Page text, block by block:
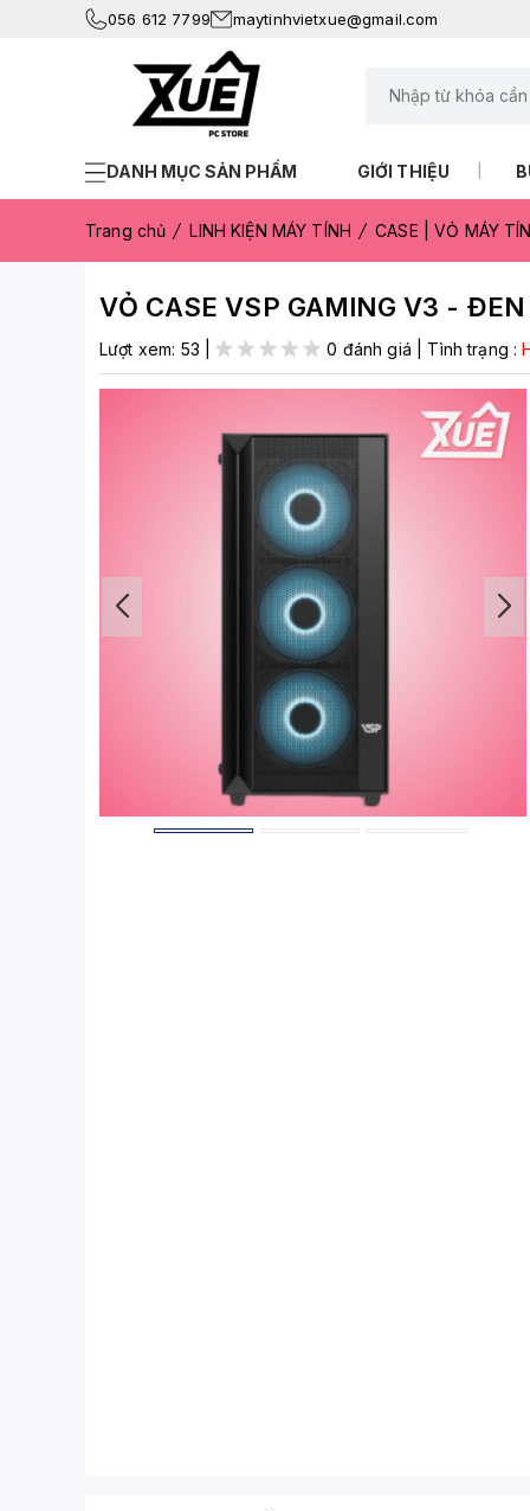
056 612 7799 maytinhvietxue@gmail.com
DANH MỤC SẢN PHẨM GIỚI THIỆU
Trang chủ LINH KIỆN MÁY TÍNH CASE | VỎ MÁY
VỎ CASE VSP GAMING V3 -
Lượt xem: 53 | 0 đánh giá Tình trạng :